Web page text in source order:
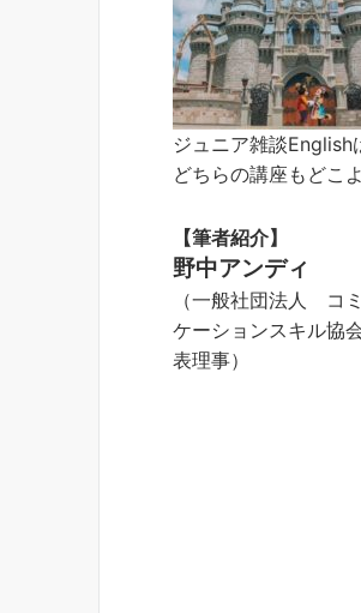
ジュニア雑談English
どちらの講座もどこ
【筆者紹介】
野中アンディ
（一般社団法人 コ
ケーションスキル
表理事）